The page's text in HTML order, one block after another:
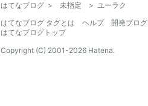
はてなブログ > 未指定 > ユーラク
はてなブログ タグとは
ヘルプ
開発ブログ
はてなブログトップ
Copyright (C) 2001-2026 Hatena.